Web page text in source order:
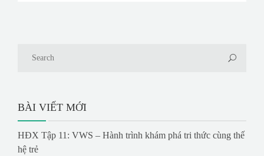
BÀI VIẾT MỚI
HĐX Tập 11: VWS – Hành trình khám phá tri thức cùng thế
hệ trẻ